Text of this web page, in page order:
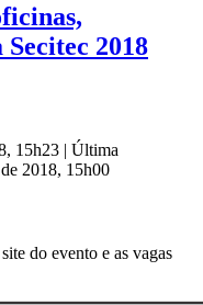
2018
15h23 | Última
2018, 15h00
do evento e as vagas